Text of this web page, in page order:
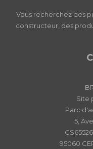
Vous recherchez des
constructeur, des
Site
Parc
5,
95060